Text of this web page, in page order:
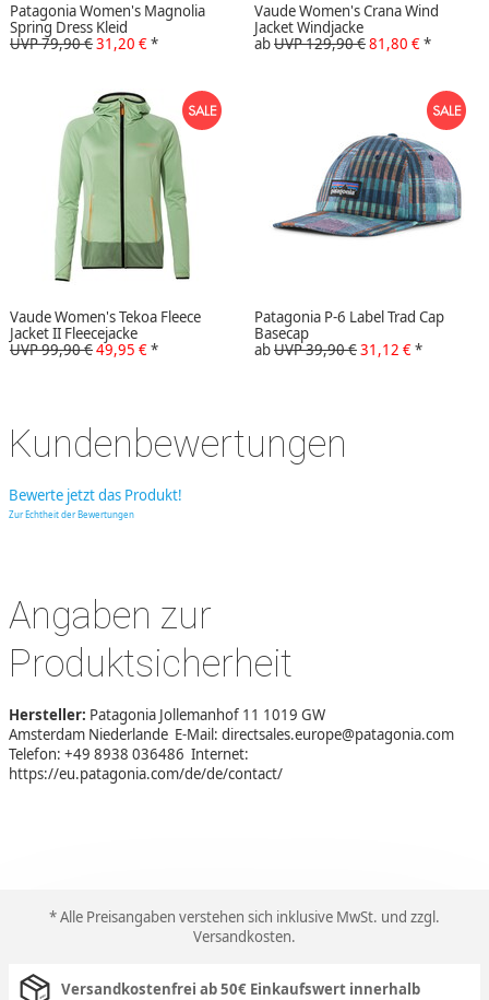
Patagonia Women's Magnolia
Spring Dress Kleid
UVP 79,90 €31,20 €*
Vaude Women's Crana Wind
Jacket Windjacke
abUVP 129,90 €81,80 €*
Vaude Women's Tekoa Fleece
Jacket II Fleecejacke
UVP 99,90 €49,95 €*
Patagonia P-6 Label Trad Cap
Basecap
abUVP 39,90 €31,12 €*
Kundenbewertungen
Bewerte jetzt das Produkt!
Zur Echtheit der Bewertungen
Angaben zur
Produktsicherheit
Hersteller: Patagonia Jollemanhof 11 1019 GW
Amsterdam Niederlande E-Mail: directsales.europe@patagonia.com
Telefon: +49 8938 036486 Internet:
https://eu.patagonia.com/de/de/contact/
* Alle Preisangaben verstehen sich inklusive MwSt. und zzgl.
Versandkosten.
Versandkostenfrei ab 50€ Einkaufswert innerhalb